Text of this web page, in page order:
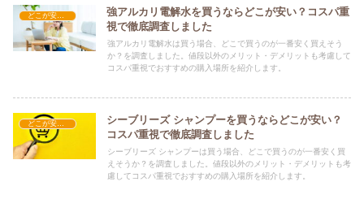
どこが安い？-日用品
強アルカリ電解水を買うならどこが安い？コスパ重
視で徹底調査しました
強アルカリ電解水は買う場合、どこで買うのが一番安く買えそう
か？を調査しました。値段以外のメリット・デメリットも考慮して
コスパ重視でおすすめの購入場所を紹介します。
どこが安い？-日用品
シーブリーズ シャンプーを買うならどこが安い？
コスパ重視で徹底調査しました
シーブリーズ シャンプーは買う場合、どこで買うのが一番安く買
えそうか？を調査しました。値段以外のメリット・デメリットも考
慮してコスパ重視でおすすめの購入場所を紹介します。